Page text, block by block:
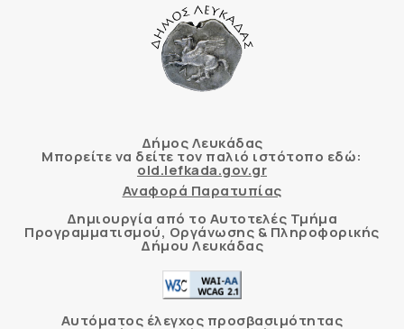
Δήμος Λευκάδας
Μπορείτε να δείτε τον παλιό ιστότοπο εδώ:
old.lefkada.gov.gr
Αναφορά Παρατυπίας
Δημιουργία από το Αυτοτελές Τμήμα
Προγραμματισμού, Οργάνωσης & Πληροφορικής
Δήμου Λευκάδας
Αυτόματος έλεγχος προσβασιμότητας